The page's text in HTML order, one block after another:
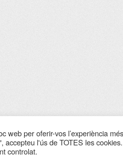
web per oferir-vos l’experiència
accepteu l'ús de TOTES les
controlat.